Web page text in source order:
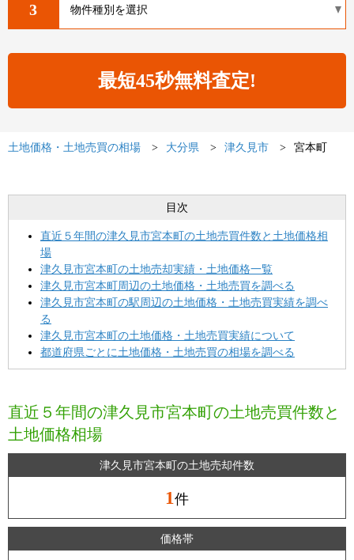
3
土地価格・土地売買の相場 大分県 津久見市 宮本町
目次
直近５年間の津久見市宮本町の土地売買件数と土地価格相
場
津久見市宮本町の土地売却実績・土地価格一覧
津久見市宮本町周辺の土地価格・土地売買を調べる
津久見市宮本町の駅周辺の土地価格・土地売買実績を調べ
る
津久見市宮本町の土地価格・土地売買実績について
都道府県ごとに土地価格・土地売買の相場を調べる
直近５年間の津久見市宮本町の土地売買件数と
土地価格相場
津久見市宮本町の土地売却件数
1件
価格帯